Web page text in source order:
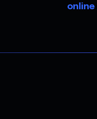
online